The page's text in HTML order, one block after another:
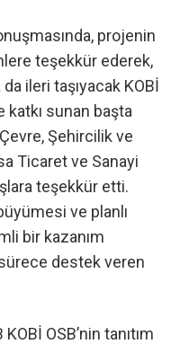
projenin
teşekkür ederek,
ileri taşıyacak KOBİ
katkı sunan başta
Şehircilik ve
Ticaret ve Sanayi
teşekkür etti.
ve planlı
bir kazanım
sürece destek veren
OSB’nin tanıtım